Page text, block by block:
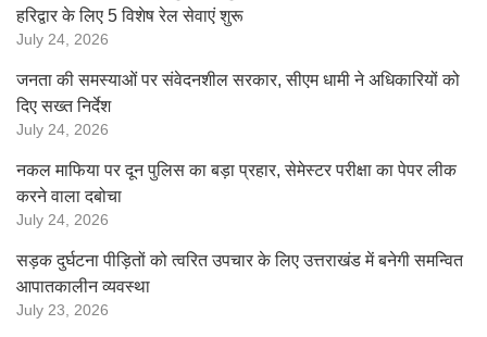
हरिद्वार के लिए 5 विशेष रेल सेवाएं शुरू
July 24, 2026
जनता की समस्याओं पर संवेदनशील सरकार, सीएम धामी ने अधिकारियों को
दिए सख्त निर्देश
July 24, 2026
नकल माफिया पर दून पुलिस का बड़ा प्रहार, सेमेस्टर परीक्षा का पेपर लीक
करने वाला दबोचा
July 24, 2026
सड़क दुर्घटना पीड़ितों को त्वरित उपचार के लिए उत्तराखंड में बनेगी समन्वित
आपातकालीन व्यवस्था
July 23, 2026